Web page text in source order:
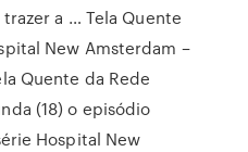
a … Tela Quente
New Amsterdam –
Quente da Rede
(18) o episódio
Hospital New